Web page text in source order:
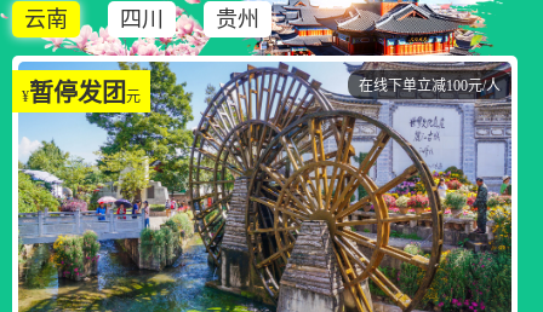
云南 四川 贵州
¥暂停发团 元
在线下单立减100元/人